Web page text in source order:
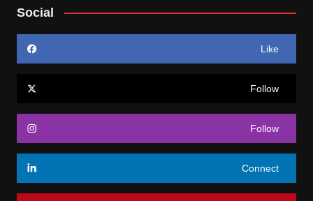
Social
Like
Follow
Follow
Connect